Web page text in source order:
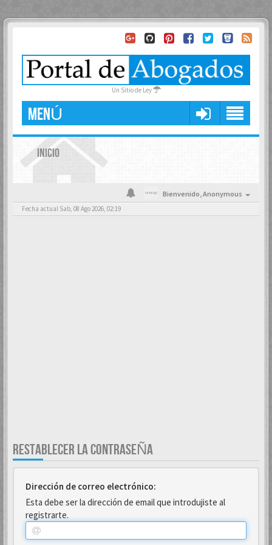
Un Sitio de Ley
MENÚ
INICIO
Bienvenido,Anonymous
Fecha actual Sab, 08 Ago 2026, 02:19
RESTABLECER LA CONTRASEÑA
Dirección de correo electrónico:
Esta debe ser la dirección de email que introdujiste al
registrarte.